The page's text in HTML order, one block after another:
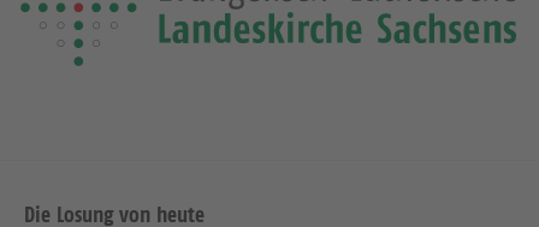
i
Die Losung von heute